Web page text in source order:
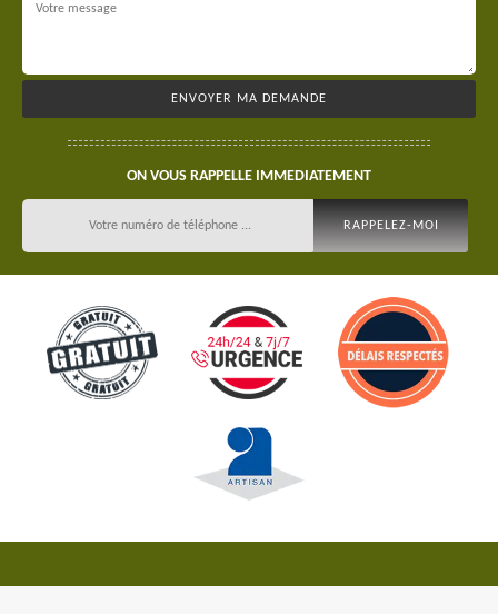
ON VOUS RAPPELLE IMMEDIATEMENT